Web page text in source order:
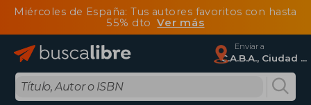
Miércoles de España: Tus autores favoritos con hasta
55% dtoVer más
Enviar a
C.A.B.A., Ciudad Autónoma De Buenos Aires